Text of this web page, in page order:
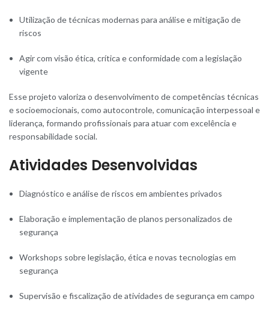
Utilização de técnicas modernas para análise e mitigação de
riscos
Agir com visão ética, crítica e conformidade com a legislação
vigente
Esse projeto valoriza o desenvolvimento de competências técnicas
e socioemocionais, como autocontrole, comunicação interpessoal e
liderança, formando profissionais para atuar com excelência e
responsabilidade social.
Atividades Desenvolvidas
Diagnóstico e análise de riscos em ambientes privados
Elaboração e implementação de planos personalizados de
segurança
Workshops sobre legislação, ética e novas tecnologias em
segurança
Supervisão e fiscalização de atividades de segurança em campo